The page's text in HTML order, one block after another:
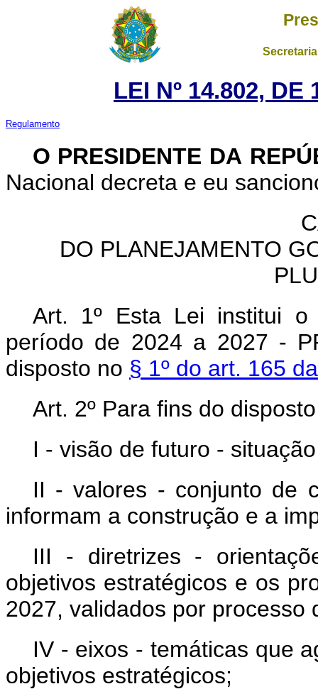
LEI Nº 14.802, DE
Regulamento
O PRESIDENTE DA
Nacional decreta e eu
DO PLANEJAMENTO
Art. 1º Esta Lei institui
período de 2024 a 2027 -
disposto no § 1º do art. 165
Art. 2º Para fins do
I - visão de futuro -
II - valores - conjunto de
informam a construção e a
III - diretrizes -
objetivos estratégicos e os
2027, validados por processo
IV - eixos - temáticas que
objetivos estratégicos;